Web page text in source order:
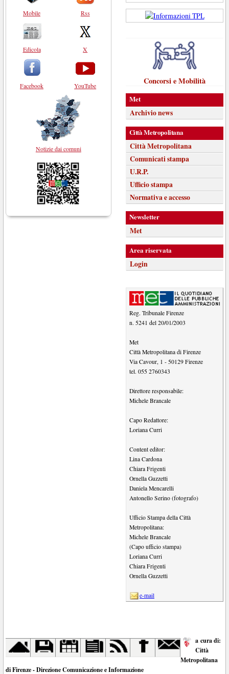
Mobile
Edicola
Facebook
Rss
X
YouTube
Notizie dai comuni
Concorsi e Mobilità
Met
Archivio news
Città Metropolitana
Città Metropolitana
Comunicati stampa
U.R.P.
Ufficio stampa
Normativa e accesso
Newsletter
Met
Area riservata
Login
Reg. Tribunale Firenze
n. 5241 del 20/01/2003
Met
Città Metropolitana di Firenze
Via Cavour, 1 - 50129 Firenze
tel. 055 2760343
Direttore responsabile:
Michele Brancale
Capo Redattore:
Loriana Curri
Content editor:
Lina Cardona
Chiara Frigenti
Ornella Guzzetti
Daniela Mencarelli
Antonello Serino (fotografo)
Ufficio Stampa della Città
Metropolitana:
Michele Brancale
(Capo ufficio stampa)
Loriana Curri
Chiara Frigenti
Ornella Guzzetti
e-mail
a cura di:
Città
Metropolitana
di Firenze - Direzione Comunicazione e Informazione